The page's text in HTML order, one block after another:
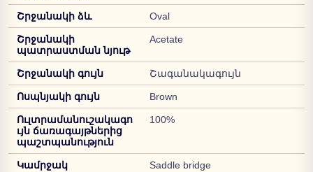
Շրջանակի ձև Oval
Շրջանակի
պատրաստման նյութ
Acetate
Շրջանակի գույն Շագանակագույն
Ոսպնյակի գույն Brown
Ուլտրամանուշակագո
ւյն ճառագայթներից
պաշտպանություն
100%
Կամրջակ Saddle bridge